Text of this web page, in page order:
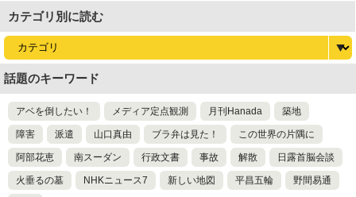
カテゴリ別に読む
話題のキーワード
アベを倒したい！ メディア定点観測 月刊Hanada 築地
障害 派遣 山口真由 ブラ弁は見た！ この世界の片隅に
阿部花恵 南スーダン 行政文書 事故 解散 日露首脳会談
火垂るの墓 NHKニュース7 新しい地図 平昌五輪 野間易通